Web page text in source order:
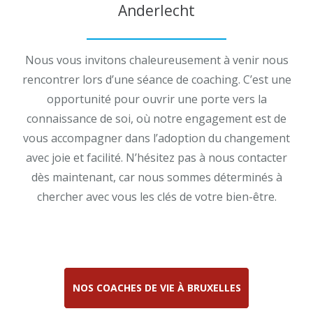
Anderlecht
Nous vous invitons chaleureusement à venir nous
rencontrer lors d’une séance de coaching. C’est une
opportunité pour ouvrir une porte vers la
connaissance de soi, où notre engagement est de
vous accompagner dans l’adoption du changement
avec joie et facilité. N’hésitez pas à nous contacter
dès maintenant, car nous sommes déterminés à
chercher avec vous les clés de votre bien-être.
NOS COACHES DE VIE À BRUXELLES